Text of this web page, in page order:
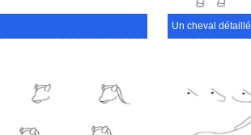
Un cheval détaillé